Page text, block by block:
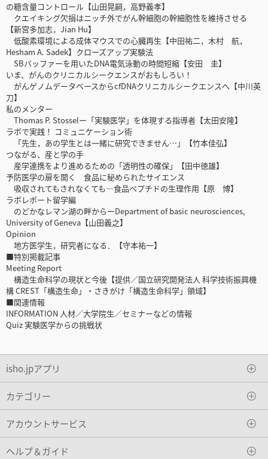
の糖含量コントロール【山田晃嗣，高野義孝】
クエイキング欠損はニッチ外でがん幹細胞の幹細胞性を維持させる
【新宮多加志，Jian Hu】
低酸素環境による成体マウスでの心臓再生【中田祐二，木村 航，
Hesham A. Sadek】クローズアップ実験法
SBバッファーを用いたDNA電気泳動の時間短縮【安田 圭】
いま、がんのクリニカルシークエンスがおもしろい！
がんゲノムデータベースからcfDNAクリニカルシークエンスへ【中川英
刀】
私のメンター
Thomas P. Stosselー「実験医学」を体現する指導者【太田安隆】
ラボで実践！ コミュニケーション術
「先生，あの学生とは一緒に研究できません…」【竹本佳弘】
つながる、産と学の手
産学連携をより進めるための「透明性の確保」【田中徳雄】
予防医学の扉を開く 食品に秘められたサイエンス
吸収されてもされなくても―食品ペプチドの生理作用【原 博】
ラボレポート留学編
のどかなレマン湖の畔からーDepartment of basic neurosciences,
University of Geneva【山田義之】
Opinion
地方医学生，研究者になる．【守本祐一】
■特別掲載記事
Meeting Report
構造生命科学の現状と今後【提供／国立研究開発法人 科学技術振興機
構 CREST「構造生命」・さきがけ「構造生命科学」領域】
■関連情報
INFORMATION 人材／大学院生／セミナーなどの情報
Quiz 実験医学からの挑戦状
isho.jpアプリ
カテゴリー
アカウントサービス
ヘルプ＆ガイド